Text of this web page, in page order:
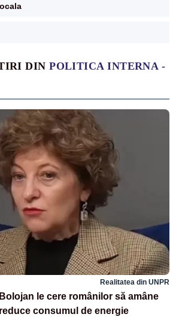
DINPOLITICA INTERNA -
Realitatea din UNPR
le cere românilor să amâne
consumul de energie